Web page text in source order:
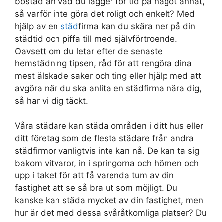
så varför inte göra det roligt och enkelt? Med
hjälp av en städfirma kan du skära ner på din
städtid och piffa till med självförtroende.
Oavsett om du letar efter de senaste
hemstädning tipsen, råd för att rengöra dina
mest älskade saker och ting eller hjälp med att
avgöra när du ska anlita en städfirma nära dig,
så har vi dig täckt.
Våra städare kan städa områden i ditt hus eller
ditt företag som de flesta städare från andra
städfirmor vanligtvis inte kan nå. De kan ta sig
bakom vitvaror, in i springorna och hörnen och
upp i taket för att få varenda tum av din
fastighet att se så bra ut som möjligt. Du
kanske kan städa mycket av din fastighet, men
hur är det med dessa svåråtkomliga platser? Du